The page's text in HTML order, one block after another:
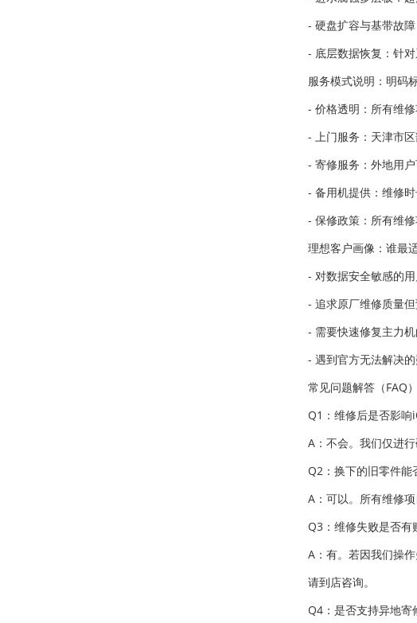
- 硬盘扩容与基带故
- 底层数据恢复：针
服务模式说明：明码
- 价格透明：所有维
- 上门服务：天津市
- 寄修服务：外地用
- 备用机提供：维修
- 保修政策：所有维
理想客户画像：谁最
- 对数据安全敏感的
- 追求原厂维修质量
- 需要快速修复主力
- 遇到官方无法解决
常见问题解答（FAQ）
Q1：维修后是否影响
A：不会。我们仅进
Q2：换下的旧零件能
A：可以。所有维修
Q3：维修失败是否有
A：有。若因我们操
请到店咨询。
Q4：是否支持异地寄